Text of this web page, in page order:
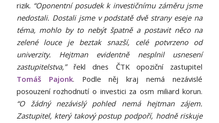
rizik. “Oponentní posudek k investičnímu záměru jsme
nedostali. Dostali jsme v podstatě dvě strany eseje na
téma, mohlo by to nebýt špatně a postavit něco na
zelené louce je beztak snazší, celé potvrzeno od
univerzity. Hejtman evidentně nesplnil usnesení
zastupitelstva,”řekl dnes ČTK opoziční zastupitel
Tomáš Pajonk. Podle něj kraj nemá nezávislé
posouzení rozhodnutí o investici za osm miliard korun.
“O žádný nezávislý pohled nemá hejtman zájem.
Zastupitel, který takový postup podpoří, hodně riskuje